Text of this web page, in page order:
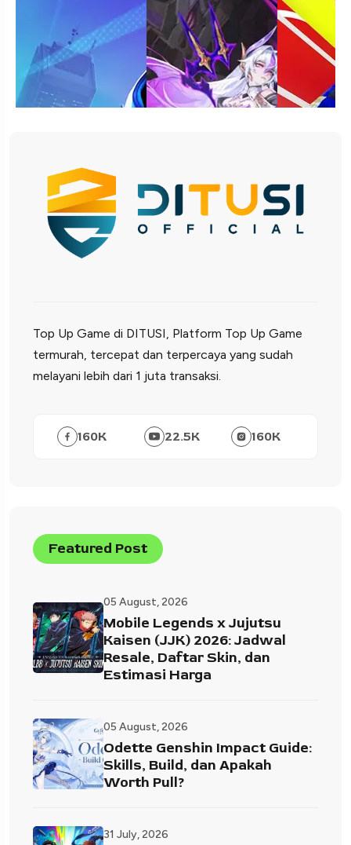
Top Up Game di DITUSI, Platform Top Up Game
termurah, tercepat dan terpercaya yang sudah
melayani lebih dari 1 juta transaksi.
160K 22.5K 160K
Featured Post
05 August, 2026
Mobile Legends x Jujutsu
Kaisen (JJK) 2026: Jadwal
Resale, Daftar Skin, dan
Estimasi Harga
05 August, 2026
Odette Genshin Impact Guide:
Skills, Build, dan Apakah
Worth Pull?
31 July, 2026